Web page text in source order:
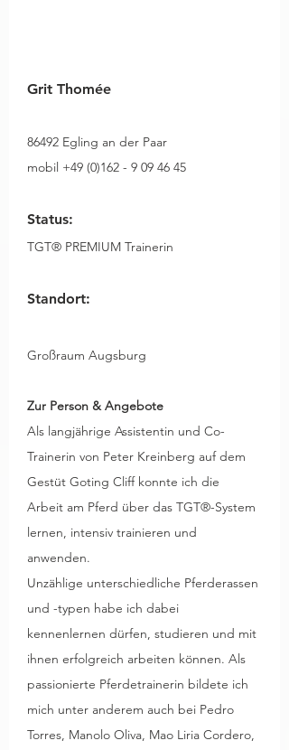
Grit Thomée
86492 Egling an der Paar
mobil +49 (0)162 - 9 09 46 45
Status:
TGT® PREMIUM Trainerin
Standort:
Großraum Augsburg
Zur Person & Angebote
Als langjährige Assistentin und Co-
Trainerin von Peter Kreinberg auf dem
Gestüt Goting Cliff konnte ich die
Arbeit am Pferd über das TGT®-System
lernen, intensiv trainieren und
anwenden.
Unzählige unterschiedliche Pferderassen
und -typen habe ich dabei
kennenlernen dürfen, studieren und mit
ihnen erfolgreich arbeiten können. Als
passionierte Pferdetrainerin bildete ich
mich unter anderem auch bei Pedro
Torres, Manolo Oliva, Mao Liria Cordero,